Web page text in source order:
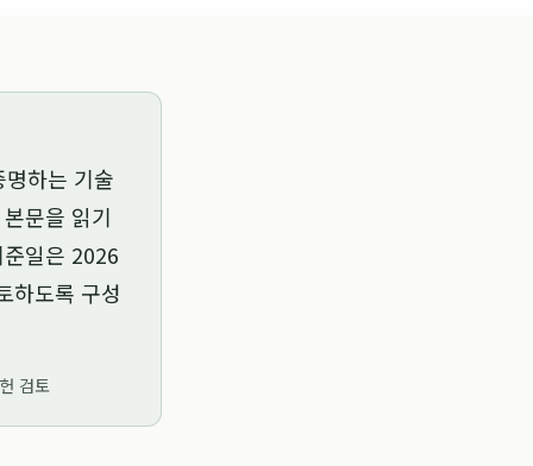
하는 기술
문을 읽기
일은 2026
하도록 구성
검토